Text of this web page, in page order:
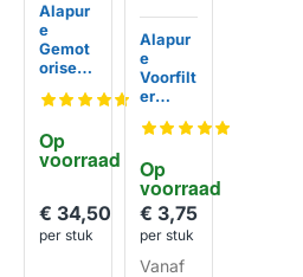
Op
voorraad
Alapur
e
Gemot
oriseer
Zuigmo
225mm
geschi
V7 / V8
/ V10 /
€ 34,50
per stuk
Op
voorraad
Alapur
e
Voorfilt
er
kt voor
Stofzui
ger
DC30 /
DC31 /
DC34 /
DC35
€ 3,75
per stuk
Vanaf